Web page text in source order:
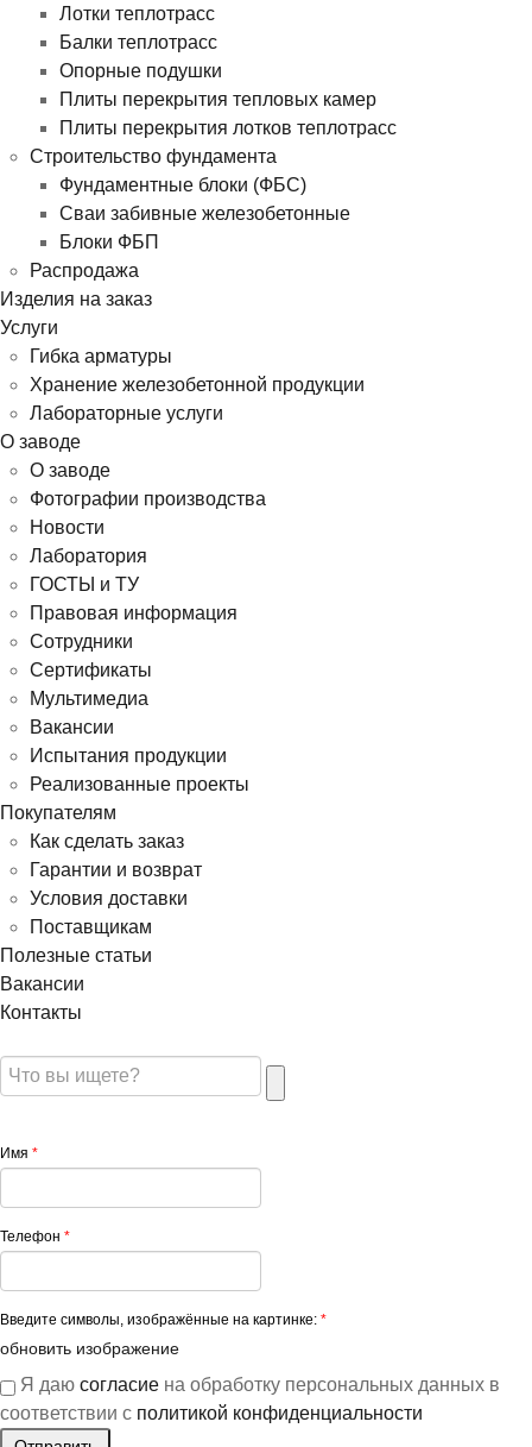
Лотки теплотрасс
Балки теплотрасс
Опорные подушки
Плиты перекрытия тепловых камер
Плиты перекрытия лотков теплотрасс
Строительство фундамента
Фундаментные блоки (ФБС)
Сваи забивные железобетонные
Блоки ФБП
Распродажа
Изделия на заказ
Услуги
Гибка арматуры
Хранение железобетонной продукции
Лабораторные услуги
О заводе
О заводе
Фотографии производства
Новости
Лаборатория
ГОСТЫ и ТУ
Правовая информация
Сотрудники
Сертификаты
Мультимедиа
Вакансии
Испытания продукции
Реализованные проекты
Покупателям
Как сделать заказ
Гарантии и возврат
Условия доставки
Поставщикам
Полезные статьи
Вакансии
Контакты
Имя *
Телефон *
Введите символы, изображённые на картинке: *
обновить изображение
Я даю согласие на обработку персональных данных в
соответствии с политикой конфиденциальности